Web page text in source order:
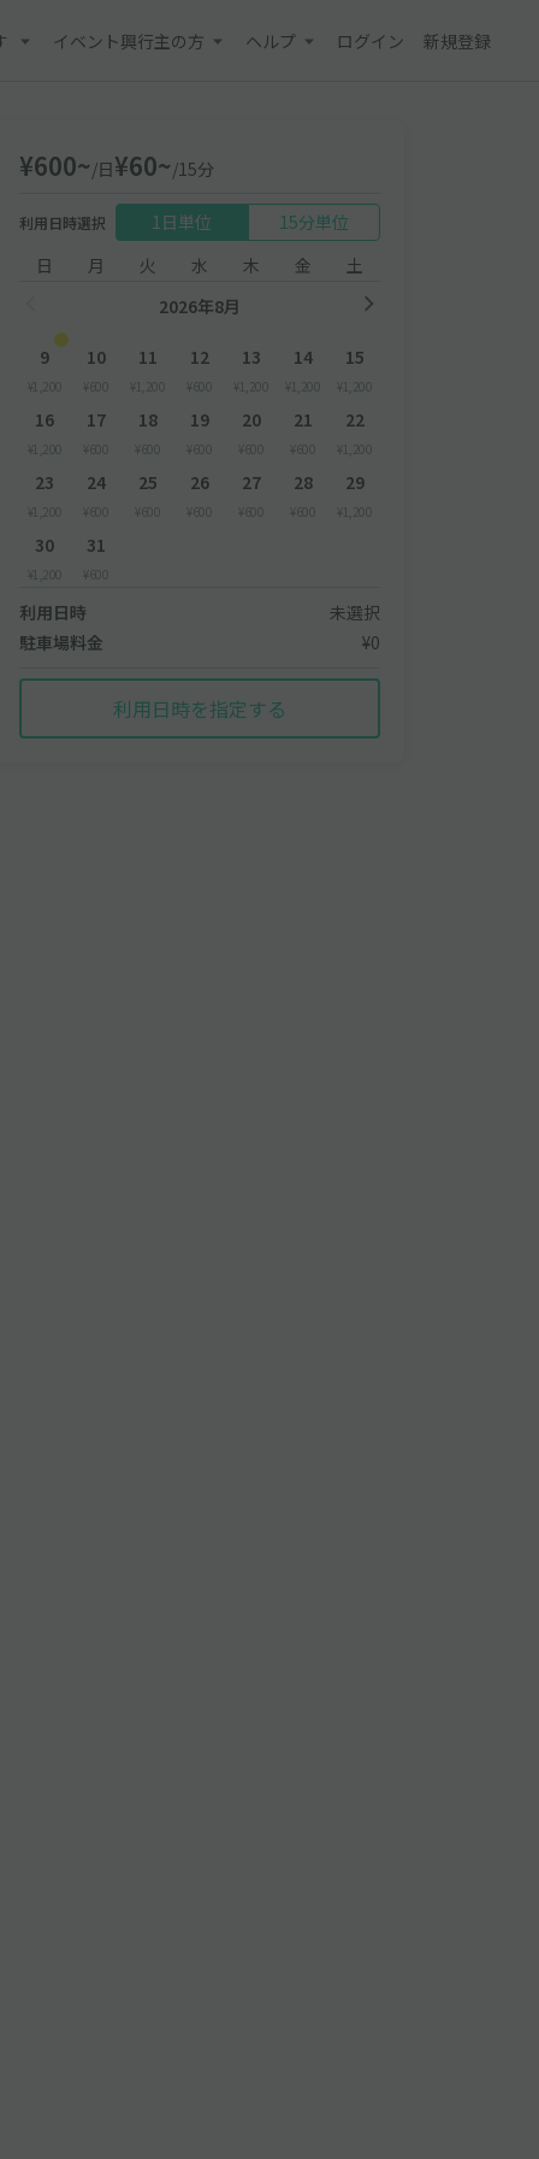
イベント興行主の方 ヘルプ ログイン 新規登録
¥600~/日¥60~/15分
利用日時選択 1日単位
15分単位
日
月 火 水 木 金
土
2026年8月
9
¥1,200
10
¥600
11
¥1,200
12
¥600
13
¥1,200
14
¥1,200
15
¥1,200
16
¥1,200
17
¥600
18
¥600
19
¥600
20
¥600
21
¥600
22
¥1,200
23
¥1,200
24
¥600
25
¥600
26
¥600
27
¥600
28
¥600
29
¥1,200
30
¥1,200
31
¥600
利用日時
未選択
駐車場料金
¥0
利用日時を指定する